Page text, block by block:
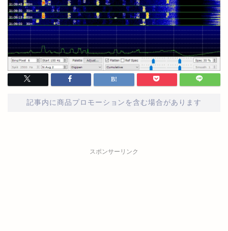
記事内に商品プロモーションを含む場合があります
スポンサーリンク